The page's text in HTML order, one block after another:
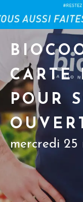
CARTE
POUR
mercredi 25